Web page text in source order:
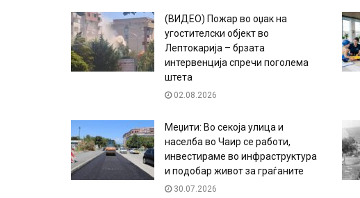
(ВИДЕО) Пожар во оџак на
угостителски објект во
Лептокарија – брзата
интервенција спречи поголема
штета
02.08.2026
Меџити: Во секоја улица и
населба во Чаир се работи,
инвестираме во инфраструктура
и подобар живот за граѓаните
30.07.2026